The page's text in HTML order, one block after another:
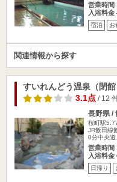
営業時間
入浴料金
宿泊 お
関連情報から探す
すいれんどう温泉（閉館
3.1点/ 12
長野県 /
桜町駅
JR飯田線
0分中央道
営業時間
入浴料金
日帰り